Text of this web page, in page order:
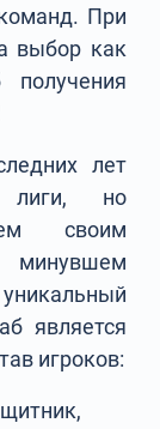
При
выбор как
лет
лиги, но
своим
минувшем
является
игроков: